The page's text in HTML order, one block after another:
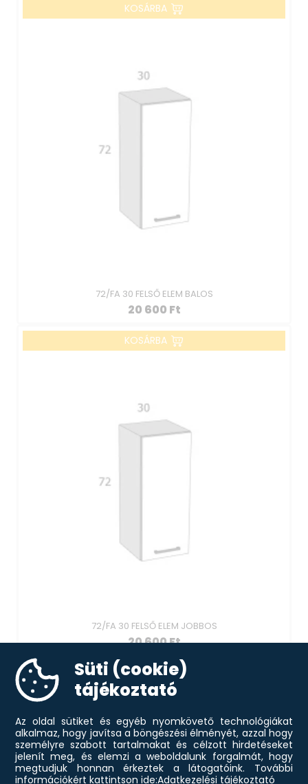
KOSÁRBA
72/FA 30 FELSŐ ELEM BALOS
20 600 Ft
KOSÁRBA
72/FA 30 FELSŐ ELEM JOBBOS
20 600Ft
KOSÁRBA
Süti (cookie)
tájékoztató
Az oldal sütiket és egyéb nyomkövető technológiákat
alkalmaz, hogy javítsa a böngészési élményét, azzal hogy
személyre szabott tartalmakat és célzott hirdetéseket
jelenít meg, és elemzi a weboldalunk forgalmát, hogy
megtudjuk honnan érkeztek a látogatóink.
További
információkért kattintson ide:Adatkezelési tájékoztató